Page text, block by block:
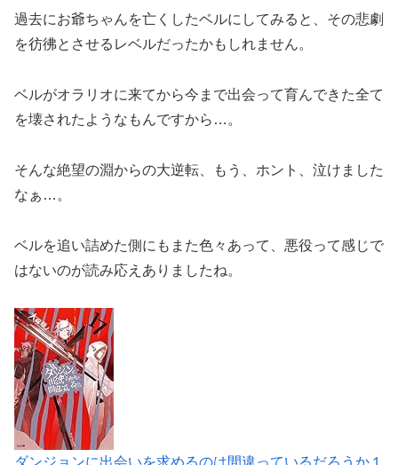
過去にお爺ちゃんを亡くしたベルにしてみると、その悲劇
を彷彿とさせるレベルだったかもしれません。
ベルがオラリオに来てから今まで出会って育んできた全て
を壊されたようなもんですから…。
そんな絶望の淵からの大逆転、もう、ホント、泣けました
なぁ…。
ベルを追い詰めた側にもまた色々あって、悪役って感じで
はないのが読み応えありましたね。